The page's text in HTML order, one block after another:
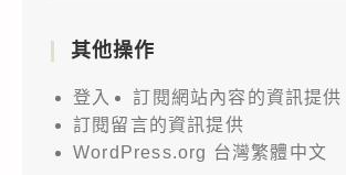
其他操作
登入
訂閱網站內容的資訊提供
訂閱留言的資訊提供
WordPress.org 台灣繁體中文